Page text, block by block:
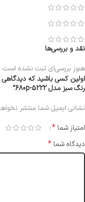
نقد و بررسی‌ها
هنوز بررسی‌ای ثبت نشده است.
اولین کسی باشید که
رنگ سبز مدل 5222-680p”
نشانی ایمیل شما منتشر
امتیاز شما *
دیدگاه شما *